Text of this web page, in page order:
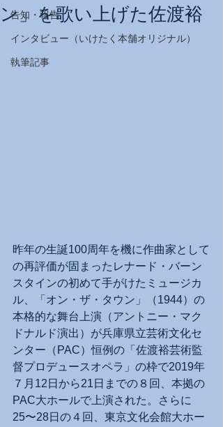
告知・報告
インタビュー（いけたく本舗オリジナル）
執筆記事
ン」を歌い上げた佐渡裕
昨年の生誕100周年を機に作曲家として
の再評価が固まったレナード・バーン
スタインの初めて手がけたミュージカ
ル、「オン・ザ・タウン」（1944）の
本格的な舞台上演（アントニー・マク
ドナルド演出）が兵庫県立芸術文化セ
ンター（PAC）恒例の「佐渡裕芸術監
督プロデュースオペラ」の枠で2019年
７月12日から21日までの８回、本拠の
PAC大ホールで上演された。さらに
25〜28日の４回、東京文化会館大ホー